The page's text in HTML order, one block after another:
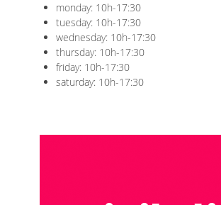
monday: 10h-17:30
tuesday: 10h-17:30
wednesday: 10h-17:30
thursday: 10h-17:30
friday: 10h-17:30
saturday: 10h-17:30